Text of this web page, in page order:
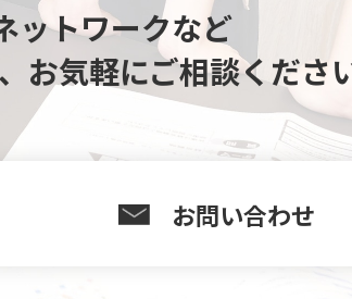
ットワークなど
お気軽にご相談くださ
お問い合わせ